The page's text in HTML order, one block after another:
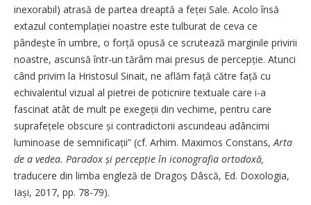
inexorabil) atrasă de partea dreaptă a feței Sale. Acolo însă
extazul contemplației noastre este tulburat de ceva ce
pândește în umbre, o forță opusă ce scrutează marginile privirii
noastre, ascunsă într-un tărâm mai presus de percepție. Atunci
când privim la Hristosul Sinait, ne aflăm față către față cu
echivalentul vizual al pietrei de poticnire textuale care i-a
fascinat atât de mult pe exegeții din vechime, pentru care
suprafețele obscure și contradictorii ascundeau adâncimi
luminoase de semnificații” (cf. Arhim. Maximos Constans, Arta
de a vedea. Paradox și percepție în iconografia ortodoxă,
traducere din limba engleză de Dragoș Dâscă, Ed. Doxologia,
Iași, 2017, pp. 78-79).